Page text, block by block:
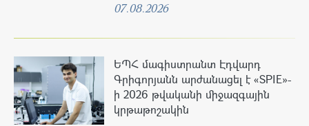
07.08.2026
ԵՊՀ մագիստրանտ Էդվարդ
Գրիգորյանն արժանացել է «SPIE»-
ի 2026 թվականի միջազգային
կրթաթոշակին